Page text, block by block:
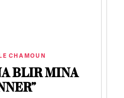
CHAMOUN
BLIR MINA